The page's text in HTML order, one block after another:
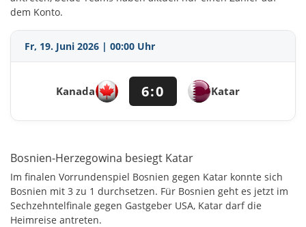
dem Konto.
Fr, 19. Juni 2026 | 00:00 Uhr
Kanada 6:0 Katar
Bosnien-Herzegowina besiegt Katar
Im finalen Vorrundenspiel Bosnien gegen Katar konnte sich
Bosnien mit 3 zu 1 durchsetzen. Für Bosnien geht es jetzt im
Sechzehntelfinale gegen Gastgeber USA, Katar darf die
Heimreise antreten.